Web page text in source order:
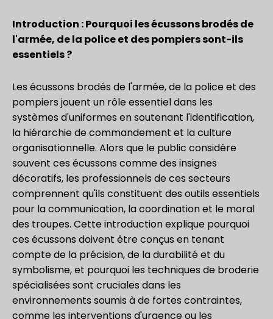
Introduction : Pourquoi les écussons brodés de
l'armée, de la police et des pompiers sont-ils
essentiels ?
Les écussons brodés de l'armée, de la police et des
pompiers jouent un rôle essentiel dans les
systèmes d'uniformes en soutenant l'identification,
la hiérarchie de commandement et la culture
organisationnelle. Alors que le public considère
souvent ces écussons comme des insignes
décoratifs, les professionnels de ces secteurs
comprennent qu'ils constituent des outils essentiels
pour la communication, la coordination et le moral
des troupes. Cette introduction explique pourquoi
ces écussons doivent être conçus en tenant
compte de la précision, de la durabilité et du
symbolisme, et pourquoi les techniques de broderie
spécialisées sont cruciales dans les
environnements soumis à de fortes contraintes,
comme les interventions d'urgence ou les